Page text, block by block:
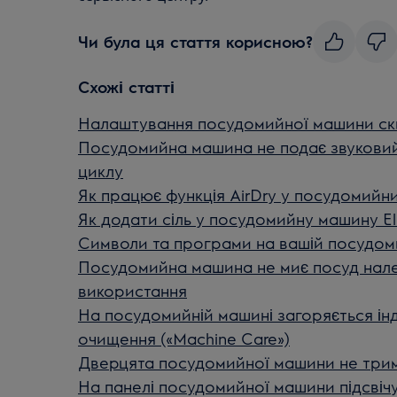
Чи була ця стаття корисною?
Схожі статті
Налаштування посудомийної машини
Посудомийна машина не подає звуковий
циклу
Як працює функція AirDry у
Як додати сіль у посудомийну машину
Символи та програми на вашій
Посудомийна машина не миє посуд
використання
На посудомийній машині загоряється
очищення («Machine Care»)
Дверцята посудомийної машини не
На панелі посудомийної машини